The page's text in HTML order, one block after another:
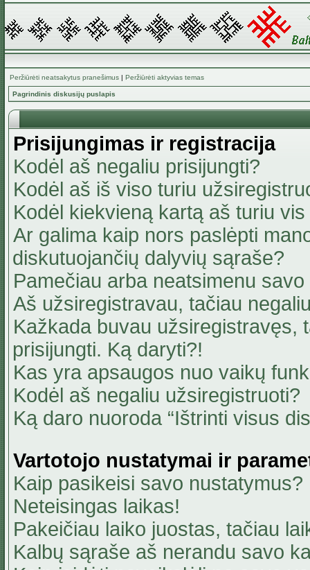
Peržiūrėti neatsakytus pranešimus | Peržiūrėti aktyvias temas
Pagrindinis diskusijų puslapis
Prisijungimas ir registracija
Kodėl aš negaliu prisijungti?
Kodėl aš iš viso turiu
Kodėl kiekvieną kartą aš turiu
Ar galima kaip nors paslėpti
diskutuojančių dalyvių sąraše?
Pamečiau arba neatsimenu
Aš užsiregistravau, tačiau
Kažkada buvau užsiregistravęs,
prisijungti. Ką daryti?!
Kas yra apsaugos nuo vaikų
Kodėl aš negaliu užsiregistruoti?
Ką daro nuoroda “Ištrinti visus
Vartotojo nustatymai ir
Kaip pasikeisi savo nustatymus?
Neteisingas laikas!
Pakeičiau laiko juostas, tačiau
Kalbų sąraše aš nerandu savo